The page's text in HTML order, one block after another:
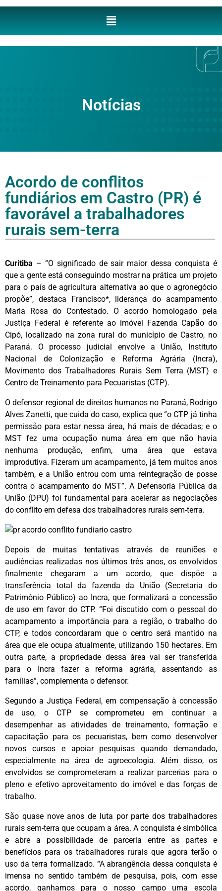
Notícias
Acordo de conflitos
fundiários em Castro (PR) é
favorável a trabalhadores
rurais sem-terra
Curitiba – “O significado de sair maior dessa conquista é
que a gente está conseguindo mostrar na prática um projeto
para o país de agricultura alternativa ao que o agronegócio
propõe”, destaca Francisco*, liderança do acampamento
Maria Rosa do Contestado. O acordo homologado pela
Justiça Federal é referente ao imóvel Fazenda Capão do
Cipó, localizado na zona rural do município de Castro, no
Paraná. O processo judicial envolve a União, Instituto
Nacional de Colonização e Reforma Agrária (Incra),
Movimento dos Trabalhadores Rurais Sem Terra (MST) e
Centro de Treinamento para Pecuaristas (CTP).
O defensor regional de direitos humanos no Paraná, Rodrigo
Alves Zanetti, que cuida do caso, explica que “o CTP já tinha
permissão para estar nessa área, há mais de décadas; e o
MST fez uma ocupação numa área em que não havia
nenhuma produção, enfim, uma área que estava
improdutiva. Fizeram um acampamento, já tem muitos anos
também, e a União entrou com uma reintegração de posse
contra o acampamento do MST”. A Defensoria Pública da
União (DPU) foi fundamental para acelerar as negociações
do conflito em defesa dos trabalhadores rurais sem-terra.
Depois de muitas tentativas através de reuniões e
audiências realizadas nos últimos três anos, os envolvidos
finalmente chegaram a um acordo, que dispõe a
transferência total da fazenda da União (Secretaria do
Patrimônio Público) ao Incra, que formalizará a concessão
de uso em favor do CTP. “Foi discutido com o pessoal do
acampamento a importância para a região, o trabalho do
CTP, e todos concordaram que o centro será mantido na
área que ele ocupa atualmente, utilizando 150 hectares. Em
outra parte, a propriedade dessa área vai ser transferida
para o Incra fazer a reforma agrária, assentando as
famílias”, complementa o defensor.
Segundo a Justiça Federal, em compensação à concessão
de uso, o CTP se comprometeu em continuar a
desempenhar as atividades de treinamento, formação e
capacitação para os pecuaristas, bem como desenvolver
novos cursos e apoiar pesquisas quando demandado,
especialmente na área de agroecologia. Além disso, os
envolvidos se comprometeram a realizar parcerias para o
pleno e efetivo aproveitamento do imóvel e das forças de
trabalho.
São quase nove anos de luta por parte dos trabalhadores
rurais sem-terra que ocupam a área. A conquista é simbólica
e abre a possibilidade de parceria entre as partes e
benefícios para os trabalhadores rurais que agora terão o
uso da terra formalizado. “A abrangência dessa conquista é
imensa no sentido também de pesquisa, pois, com esse
acordo, ganhamos para o nosso campo uma escola